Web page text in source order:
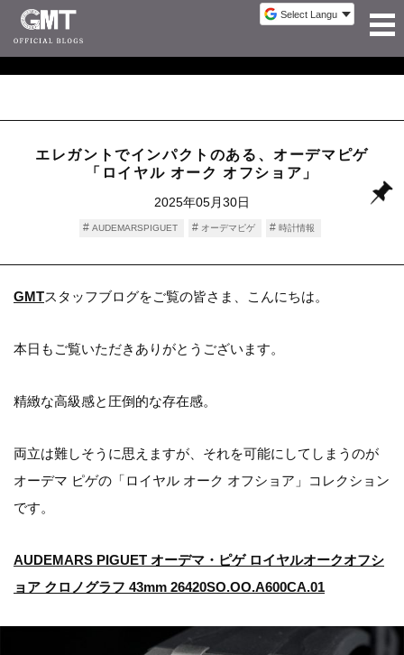
エレガントでインパクトのある、オーデマピゲ
「ロイヤル オーク オフショア」
2025年05月30日
AUDEMARSPIGUET オーデマピゲ 時計情報
GMTスタッフブログをご覧の皆さま、こんにちは。
本日もご覧いただきありがとうございます。
精緻な高級感と圧倒的な存在感。
両立は難しそうに思えますが、それを可能にしてしまうのが
オーデマ ピゲの「ロイヤル オーク オフショア」コレクション
です。
AUDEMARS PIGUET オーデマ・ピゲ ロイヤルオークオフシ
ョア クロノグラフ 43mm 26420SO.OO.A600CA.01